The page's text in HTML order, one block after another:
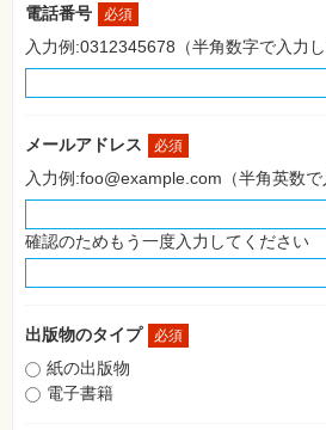
ビ
ジ
ネ
ス・
み
メ
ラ・
真
資
験
プ
ロ
グ
電話番号 必須
入力例:0312345678（半角数字で入力し
メールアドレス 必須
入力例:foo@example.com（半角英数で
確認のためもう一度入力してください
出版物のタイプ 必須
紙の出版物
電子書籍